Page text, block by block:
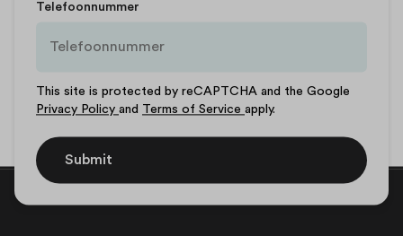
Telefoonnummer
This site is protected by reCAPTCHA and the Google
Privacy Policy and Terms of Service apply.
Submit